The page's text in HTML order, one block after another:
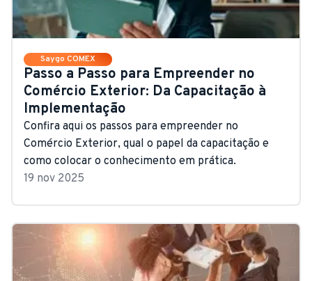
Saygo COMEX
Passo a Passo para Empreender no
Comércio Exterior: Da Capacitação à
Implementação
Confira aqui os passos para empreender no
Comércio Exterior, qual o papel da capacitação e
como colocar o conhecimento em prática.
19 nov 2025